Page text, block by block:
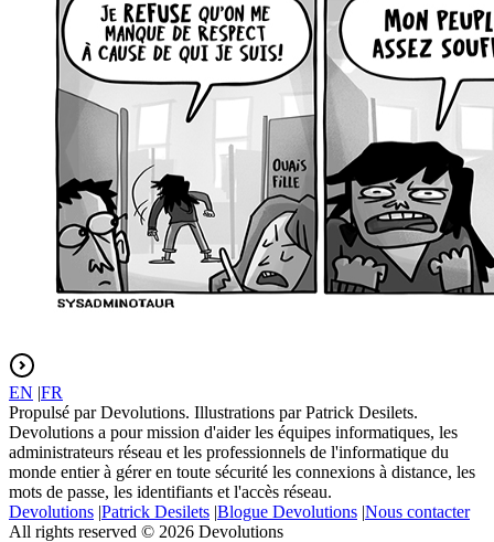
EN |FR
Propulsé par Devolutions. Illustrations par Patrick Desilets.
Devolutions a pour mission d'aider les équipes informatiques, les
administrateurs réseau et les professionnels de l'informatique du
monde entier à gérer en toute sécurité les connexions à distance, les
mots de passe, les identifiants et l'accès réseau.
Devolutions |Patrick Desilets |Blogue Devolutions |Nous contacter
All rights reserved © 2026 Devolutions